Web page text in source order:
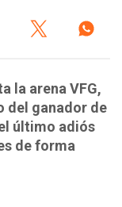
la arena VFG,
del ganador de
último adiós
de forma